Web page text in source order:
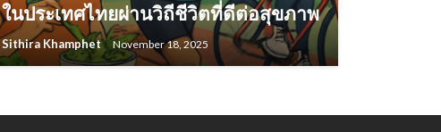
ในประเทศไทยผ่านวิถีชีวิตที่ดีต่อสุขภาพ
Sithira Khamphet November 18, 2025